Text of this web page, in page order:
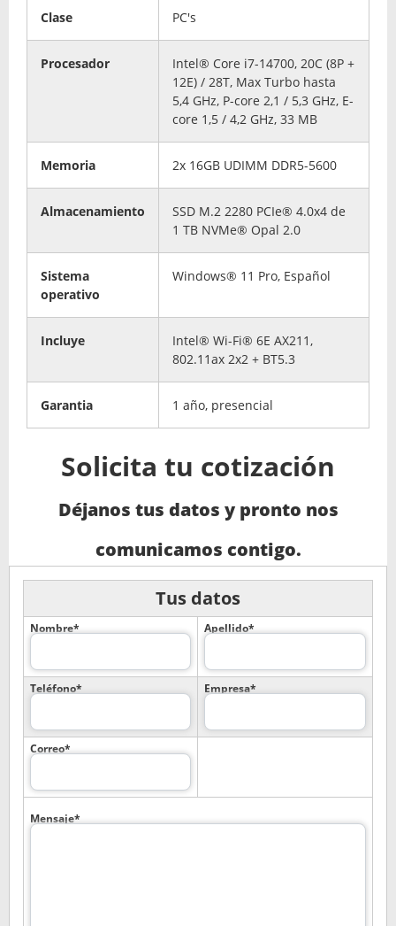
Clase PC's
Procesador
Intel® Core i7-14700, 20C (8P +
12E) / 28T, Max Turbo hasta
5,4 GHz, P-core 2,1 / 5,3 GHz, E-
core 1,5 / 4,2 GHz, 33 MB
Memoria 2x 16GB UDIMM DDR5-5600
Almacenamiento
SSD M.2 2280 PCIe® 4.0x4 de
1 TB NVMe® Opal 2.0
Sistema
operativo
Windows® 11 Pro, Español
Incluye
Intel® Wi-Fi® 6E AX211,
802.11ax 2x2 + BT5.3
Garantia 1 año, presencial
Solicita tu cotización
Déjanos tus datos y pronto nos
comunicamos contigo.
Tus datos
Nombre* Apellido*
Teléfono* Empresa*
Correo*
Mensaje*